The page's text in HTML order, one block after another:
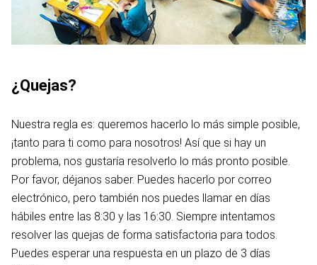
¿Quejas?
Nuestra regla es: queremos hacerlo lo más simple posible,
¡tanto para ti como para nosotros! Así que si hay un
problema, nos gustaría resolverlo lo más pronto posible.
Por favor, déjanos saber. Puedes hacerlo por correo
electrónico, pero también nos puedes llamar en días
hábiles entre las 8:30 y las 16:30. Siempre intentamos
resolver las quejas de forma satisfactoria para todos.
Puedes esperar una respuesta en un plazo de 3 días